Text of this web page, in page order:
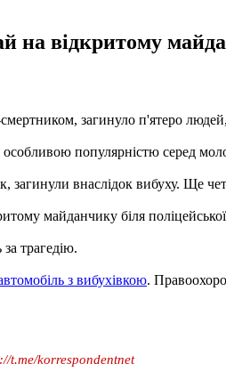
відкритому
загинуло п'ятеро
популярністю серед
внаслідок вибуху. Ще
майданчику біля
трагедію.
з вибухівкою.
t.me/korrespondentnet